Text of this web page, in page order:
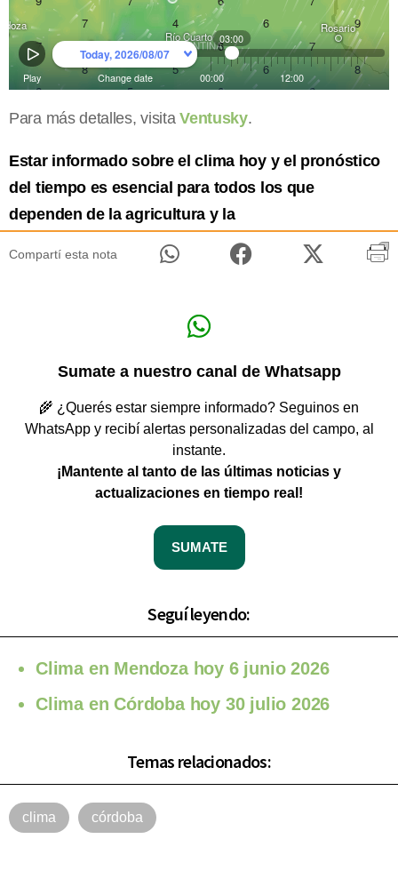
Para más detalles, visitaVentusky.
Estar informado sobre el clima hoy y el pronóstico
del tiempo es esencial para todos los que
dependen de la agricultura y la
Compartí esta nota
Sumate a nuestro canal de Whatsapp
🌾 ¿Querés estar siempre informado? Seguinos en
WhatsApp y recibí alertas personalizadas del campo, al
instante.
¡Mantente al tanto de las últimas noticias y
actualizaciones en tiempo real!
SUMATE
Seguí leyendo:
Clima en Mendoza hoy 6 junio 2026
Clima en Córdoba hoy 30 julio 2026
Temas relacionados:
clima córdoba